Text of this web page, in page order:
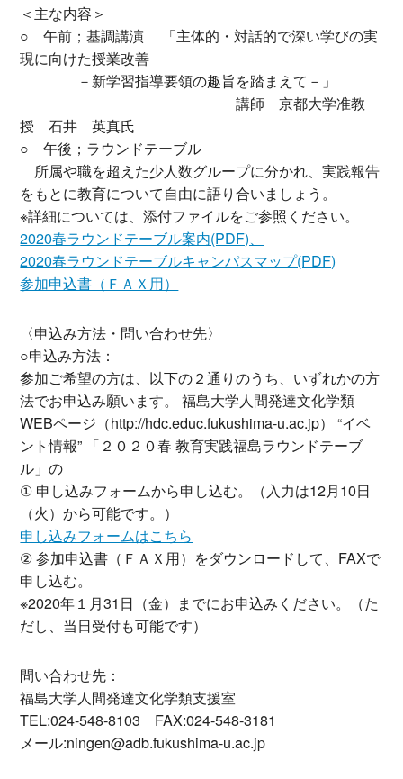
＜主な内容＞
○ 午前；基調講演 「主体的・対話的で深い学びの実
現に向けた授業改善
－新学習指導要領の趣旨を踏まえて－」
講師 京都大学准教
授 石井 英真氏
○ 午後；ラウンドテーブル
所属や職を超えた少人数グループに分かれ、実践報告
をもとに教育について自由に語り合いましょう。
※詳細については、添付ファイルをご参照ください。
2020春ラウンドテーブル案内(PDF)、
2020春ラウンドテーブルキャンパスマップ(PDF)
参加申込書（ＦＡＸ用）
〈申込み方法・問い合わせ先〉
○申込み方法：
参加ご希望の方は、以下の２通りのうち、いずれかの方
法でお申込み願います。 福島大学人間発達文化学類
WEBページ（http://hdc.educ.fukushima-u.ac.jp） “イベ
ント情報” 「２０２０春 教育実践福島ラウンドテーブ
ル」の
① 申し込みフォームから申し込む。（入力は12月10日
（火）から可能です。）
申し込みフォームはこちら
② 参加申込書（ＦＡＸ用）をダウンロードして、FAXで
申し込む。
※2020年１月31日（金）までにお申込みください。（た
だし、当日受付も可能です）
問い合わせ先：
福島大学人間発達文化学類支援室
TEL:024-548-8103 FAX:024-548-3181
メール:ningen@adb.fukushima-u.ac.jp